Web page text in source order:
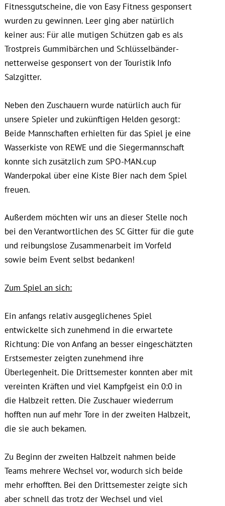
Fitnessgutscheine, die von Easy Fitness gesponsert
wurden zu gewinnen. Leer ging aber natürlich
keiner aus: Für alle mutigen Schützen gab es als
Trostpreis Gummibärchen und Schlüsselbänder-
netterweise gesponsert von der Touristik Info
Salzgitter.
Neben den Zuschauern wurde natürlich auch für
unsere Spieler und zukünftigen Helden gesorgt:
Beide Mannschaften erhielten für das Spiel je eine
Wasserkiste von REWE und die Siegermannschaft
konnte sich zusätzlich zum SPO-MAN.cup
Wanderpokal über eine Kiste Bier nach dem Spiel
freuen.
Außerdem möchten wir uns an dieser Stelle noch
bei den Verantwortlichen des SC Gitter für die gute
und reibungslose Zusammenarbeit im Vorfeld
sowie beim Event selbst bedanken!
Zum Spiel an sich:
Ein anfangs relativ ausgeglichenes Spiel
entwickelte sich zunehmend in die erwartete
Richtung: Die von Anfang an besser eingeschätzten
Erstsemester zeigten zunehmend ihre
Überlegenheit. Die Drittsemester konnten aber mit
vereinten Kräften und viel Kampfgeist ein 0:0 in
die Halbzeit retten. Die Zuschauer wiederrum
hofften nun auf mehr Tore in der zweiten Halbzeit,
die sie auch bekamen.
Zu Beginn der zweiten Halbzeit nahmen beide
Teams mehrere Wechsel vor, wodurch sich beide
mehr erhofften. Bei den Drittsemester zeigte sich
aber schnell das trotz der Wechsel und viel